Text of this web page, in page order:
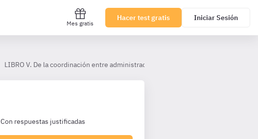
Mes gratis
Hacer test gratis Iniciar Sesión
LIBRO V. De la coordinación entre administraciones, la Oficina judicial y los
Con respuestas justificadas